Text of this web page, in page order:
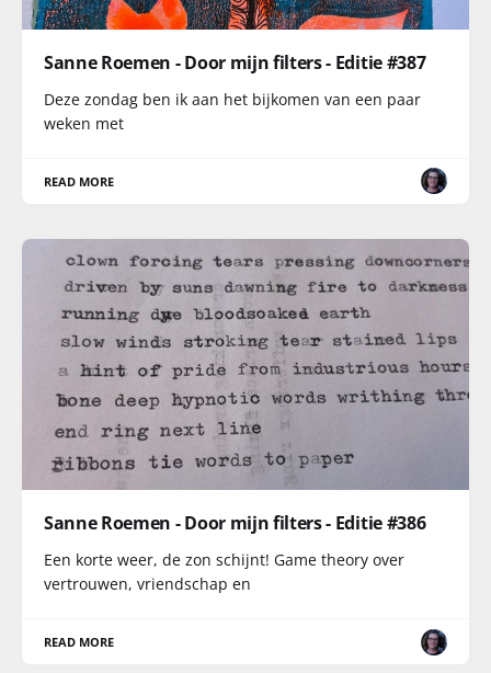
Sanne Roemen - Door mijn filters - Editie #387
Deze zondag ben ik aan het bijkomen van een paar
weken met
READ MORE
Sanne Roemen - Door mijn filters - Editie #386
Een korte weer, de zon schijnt! Game theory over
vertrouwen, vriendschap en
READ MORE